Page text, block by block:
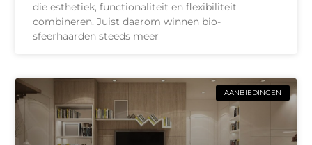
die esthetiek, functionaliteit en flexibiliteit
combineren. Juist daarom winnen bio-
sfeerhaarden steeds meer
AANBIEDINGEN